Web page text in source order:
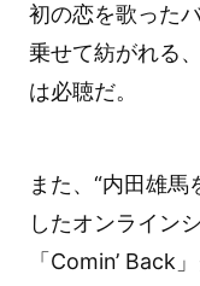
初の恋を歌った
乗せて紡がれる
は必聴だ。
また、“内田雄
したオンライン
「Comin’ Back